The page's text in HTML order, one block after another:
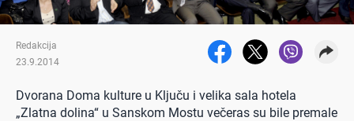
Redakcija
23.9.2014
Dvorana Doma kulture u Ključu i velika sala hotela
„Zlatna dolina“ u Sanskom Mostu večeras su bile premale